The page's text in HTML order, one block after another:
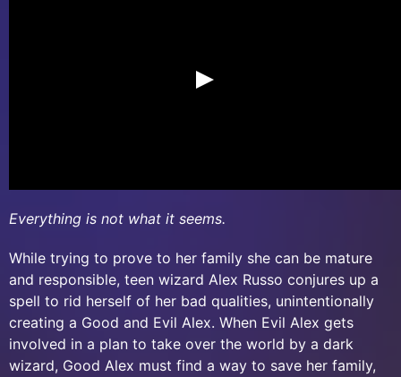
Everything is not what it seems.
While trying to prove to her family she can be mature
and responsible, teen wizard Alex Russo conjures up a
spell to rid herself of her bad qualities, unintentionally
creating a Good and Evil Alex. When Evil Alex gets
involved in a plan to take over the world by a dark
wizard, Good Alex must find a way to save her family,